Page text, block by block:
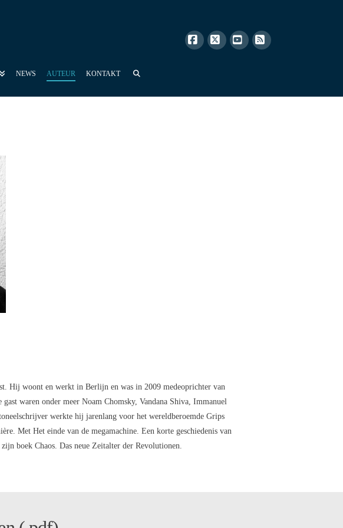
NEWS AUTEUR KONTAKT
Hij woont en werkt in Berlijn en was in 2009 medeoprichter van
waren onder meer Noam Chomsky, Vandana Shiva, Immanuel
werkte hij jarenlang voor het wereldberoemde Grips
Met Het einde van de megamachine. Een korte geschiedenis van
boek Chaos. Das neue Zeitalter der Revolutionen.